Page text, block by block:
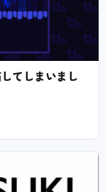
てしまいまし